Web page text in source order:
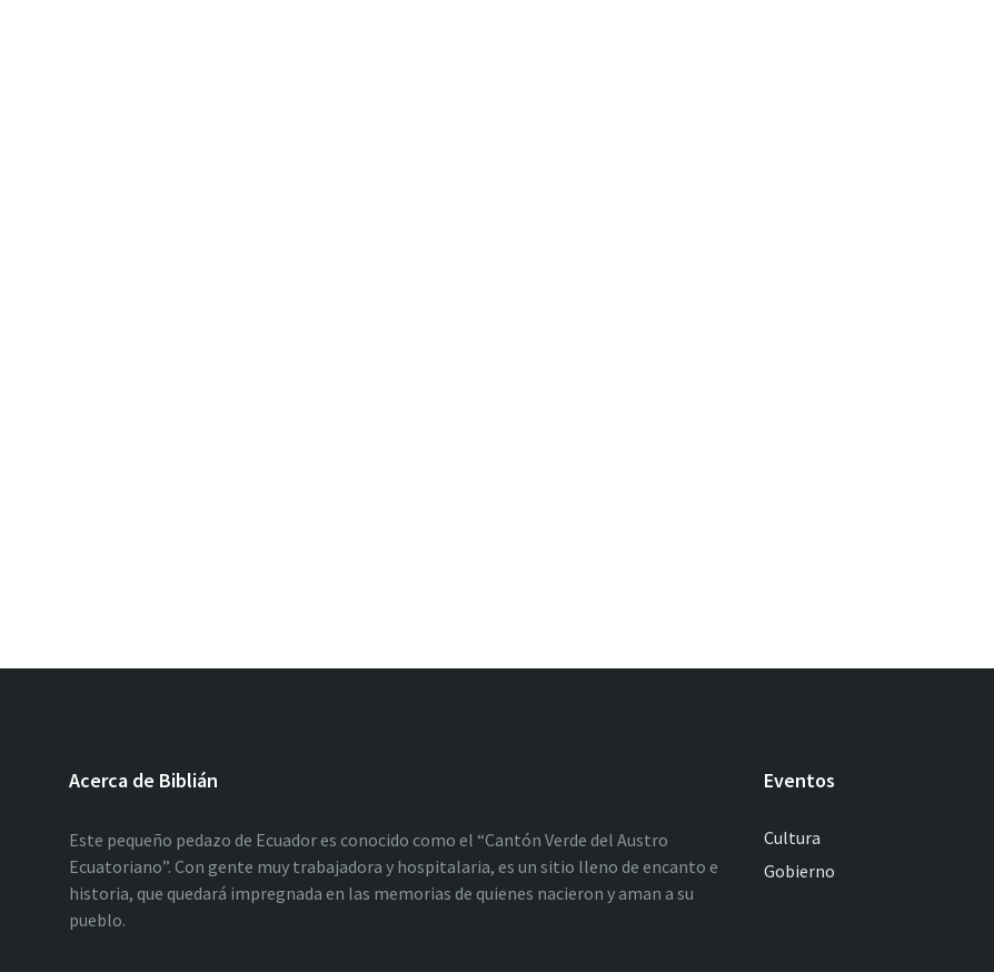
Acerca de Biblián
Este pequeño pedazo de Ecuador es conocido como el “Cantón Verde del Austro
Ecuatoriano”. Con gente muy trabajadora y hospitalaria, es un sitio lleno de encanto e
historia, que quedará impregnada en las memorias de quienes nacieron y aman a su
pueblo.
Eventos
Cultura
Gobierno